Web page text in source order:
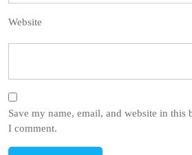
Website
Save my name, email, and website in this
I comment.